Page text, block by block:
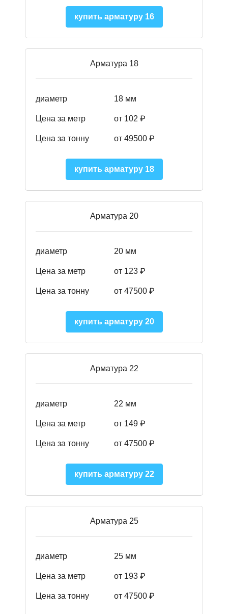
купить арматуру 16
Арматура 18
диаметр 18 мм
Цена за метр от 102 ₽
Цена за тонну от 49500 ₽
купить арматуру 18
Арматура 20
диаметр 20 мм
Цена за метр от 123 ₽
Цена за тонну от 47500 ₽
купить арматуру 20
Арматура 22
диаметр 22 мм
Цена за метр от 149 ₽
Цена за тонну от 47500 ₽
купить арматуру 22
Арматура 25
диаметр 25 мм
Цена за метр от 193 ₽
Цена за тонну от 47500 ₽